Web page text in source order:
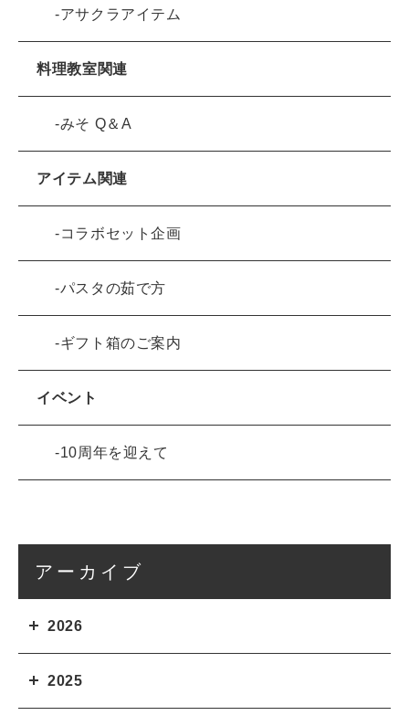
アサクラアイテム
料理教室関連
みそ Q＆A
アイテム関連
コラボセット企画
パスタの茹で方
ギフト箱のご案内
イベント
10周年を迎えて
アーカイブ
2026
2025